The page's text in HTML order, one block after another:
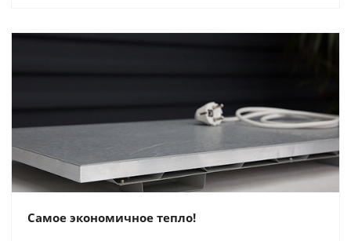
Самое экономичное тепло!